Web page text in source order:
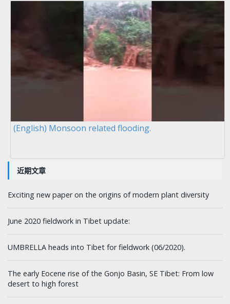
(English) Monsoon related flooding.
近期文章
Exciting new paper on the origins of modern plant diversity
June 2020 fieldwork in Tibet update:
UMBRELLA heads into Tibet for fieldwork (06/2020).
The early Eocene rise of the Gonjo Basin, SE Tibet: From low
desert to high forest